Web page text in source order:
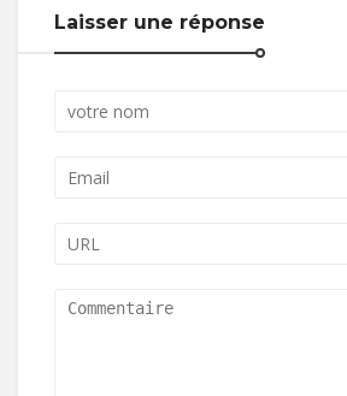
Laisser une réponse